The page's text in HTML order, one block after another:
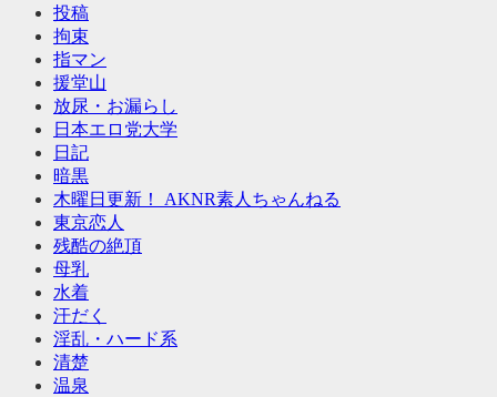
投稿
拘束
指マン
援堂山
放尿・お漏らし
日本エロ党大学
日記
暗黒
木曜日更新！ AKNR素人ちゃんねる
東京恋人
残酷の絶頂
母乳
水着
汗だく
淫乱・ハード系
清楚
温泉